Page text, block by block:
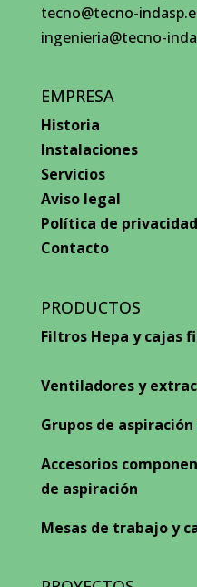
tecno@tecno-
ingenieria@tecno-
EMPRESA
Historia
Instalaciones
Servicios
Aviso legal
Política de privacidad
Contacto
PRODUCTOS
Filtros Hepa y cajas
Ventiladores y
Grupos de
Accesorios
de aspiración
Mesas de trabajo y